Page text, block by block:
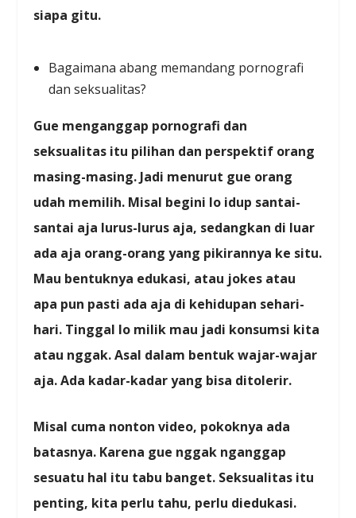
siapa gitu.
Bagaimana abang memandang pornografi
dan seksualitas?
Gue menganggap pornografi dan
seksualitas itu pilihan dan perspektif orang
masing-masing. Jadi menurut gue orang
udah memilih. Misal begini lo idup santai-
santai aja lurus-lurus aja, sedangkan di luar
ada aja orang-orang yang pikirannya ke situ.
Mau bentuknya edukasi, atau jokes atau
apa pun pasti ada aja di kehidupan sehari-
hari. Tinggal lo milik mau jadi konsumsi kita
atau nggak. Asal dalam bentuk wajar-wajar
aja. Ada kadar-kadar yang bisa ditolerir.
Misal cuma nonton video, pokoknya ada
batasnya. Karena gue nggak nganggap
sesuatu hal itu tabu banget. Seksualitas itu
penting, kita perlu tahu, perlu diedukasi.